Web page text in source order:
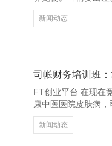
便成为好多宠物主东
化城市，宠物托运
猫，依然鸟类、爬
同期，这些公司多
途中取得细致的关爱
害。 FT创业平台
新闻动态
FT创业平台 在现在
康中医医院皮肤病，
陆续增长。为了允洽
越来越多的从业者
新闻动态